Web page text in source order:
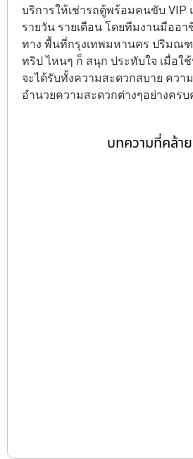
บริการให้เช่ารถตู้พร้อมคนขับ VIP
รายวัน รายเดือน โดยทีมงานมืออ
ทาง พื้นที่กรุงเทพมหานคร ปริมณฑ
ทริป ไหนๆ ก็ สนุก ประทับใจ เมื่อใ
จะได้รับทั้งความสะดวกสบาย คว
อำนวยความสะดวกต่างๆอย่างคร
บทความที่คล้า